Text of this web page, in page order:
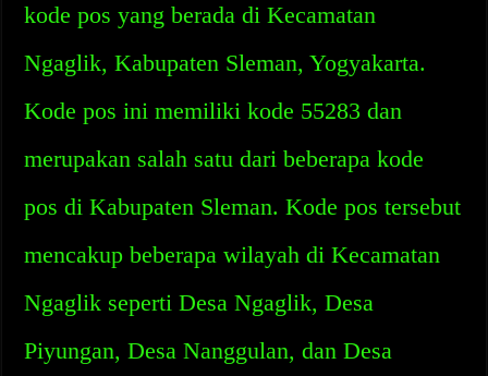
kode pos yang berada di Kecamatan
Ngaglik, Kabupaten Sleman, Yogyakarta.
Kode pos ini memiliki kode 55283 dan
merupakan salah satu dari beberapa kode
pos di Kabupaten Sleman. Kode pos tersebut
mencakup beberapa wilayah di Kecamatan
Ngaglik seperti Desa Ngaglik, Desa
Piyungan, Desa Nanggulan, dan Desa